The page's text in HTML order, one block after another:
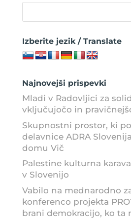
Izberite jezik / Translate
Najnovejši prispevki
Mladi v Radovljici za
vključujočo in
Skupnostni prostor, ki
delavnice ADRA
domu Vič
Palestine kulturna
v Slovenijo
Vabilo na mednarodno
konferenco projekta
brani demokracijo, ko ta